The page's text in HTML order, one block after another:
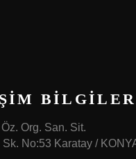
Org. San. Sit.
Sk. No:53 Karatay /